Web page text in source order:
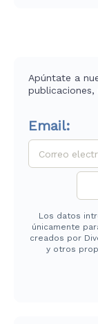
Apúntate a
Email:
Los datos
únicamente
creados por
y otros